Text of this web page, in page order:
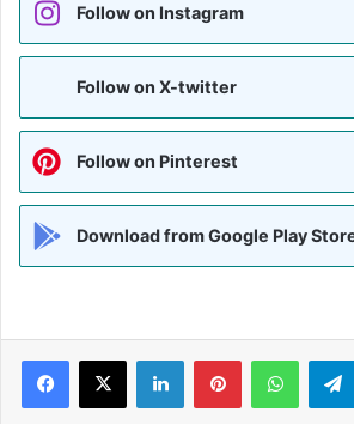
Follow on Instagram
Follow on X-twitter
Follow on Pinterest
Download from Google Play
Facebook
X LinkedInPinterest